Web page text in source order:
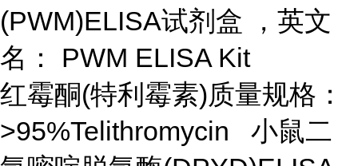
(PWM)ELISA试剂盒 ，英文
名： PWM ELISA Kit
红霉酮(特利霉素)质量规格：
>95%Telithromycin 小鼠二